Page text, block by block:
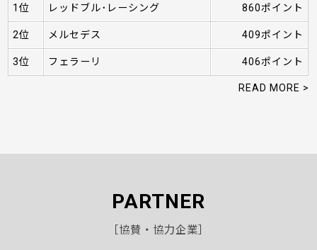
1位 レッドブル･レーシング 860ポイント
2位 メルセデス 409ポイント
3位 フェラーリ 406ポイント
READ MORE >
PARTNER
［協賛・協力企業］